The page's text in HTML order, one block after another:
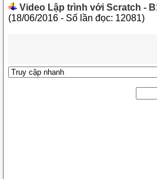
Video Lập trình với Scratch -
(18/06/2016 - Số lần đọc: 12081)